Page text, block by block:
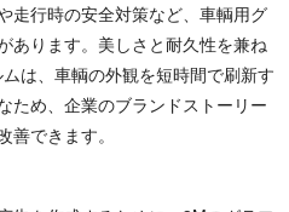
走行時の安全対策など、車輌用グ
あります。美しさと耐久性を兼ね
は、車輌の外観を短時間で刷新す
ため、企業のブランドストーリー
できます。